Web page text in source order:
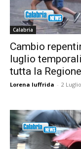
Calabria
Cambio
luglio
tutta la Regione
Lorena Iuffrida - 2